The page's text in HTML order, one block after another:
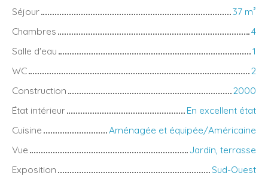
Séjour
37 m²
Chambres
4
Salle d'eau
1
WC
2
Construction
2000
État intérieur
En excellent état
Cuisine
Aménagée et équipée/Américaine
Vue
Jardin, terrasse
Exposition
Sud-Ouest